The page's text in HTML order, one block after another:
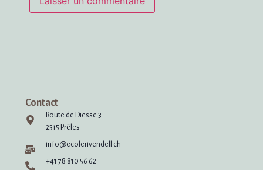
Contact
Route de Diesse 3
2515 Prêles
info@ecolerivendell.ch
+41 78 810 56 62